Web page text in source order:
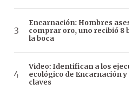
Encarnación: Hombres
comprar oro, uno recibió 8
la boca
Video: Identifican a los
ecológico de Encarnación
claves